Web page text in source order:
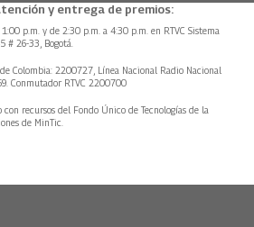
y entrega de premios:
p.m. y de 2:30 p.m. a 4:30 p.m. en RTVC Sistema
# 26-33, Bogotá.
Colombia: 2200727, Línea Nacional Radio Nacional
Conmutador RTVC 2200700
recursos del Fondo Único de Tecnologías de la
de MinTic.